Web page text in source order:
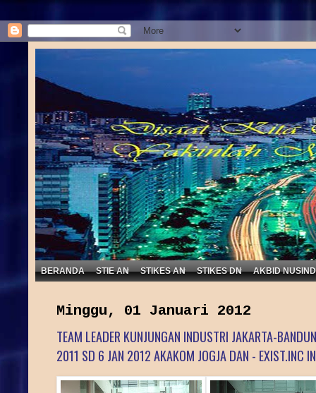
BERANDA STIE AN STIKES AN STIKES DN AKBID
Minggu, 01 Januari 2012
TEAM LEADER KUNJUNGAN INDUSTRI JAKARTA-
2011 SD 6 JAN 2012 AKAKOM JOGJA DAN - EXIST.INC